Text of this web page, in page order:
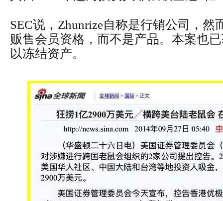
SEC说，Zhunrize自称是行销公司，然
贩售会员资格，而不是产品。本案也
以冻结资产。